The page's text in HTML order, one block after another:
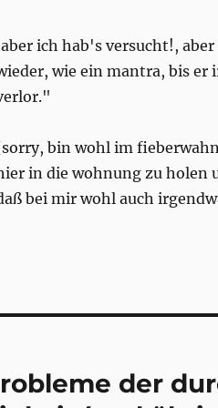
ich hab's versucht!,
wie ein mantra, bis er
bin wohl im
in die wohnung zu holen
bei mir wohl auch
der